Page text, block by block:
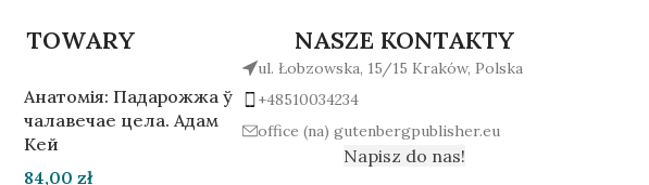
TOWARY
Анатомія: Падарожжа ў
чалавечае цела. Адам
Кей
84,00 zł
NASZE KONTAKTY
ul. Łobzowska, 15/15 Kraków, Polska
+48510034234
office (na) gutenbergpublisher.eu
Napisz do nas!